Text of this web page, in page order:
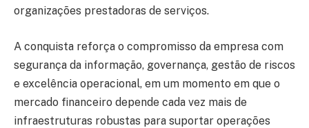
organizações prestadoras de serviços.
A conquista reforça o compromisso da empresa com
segurança da informação, governança, gestão de riscos
e excelência operacional, em um momento em que o
mercado financeiro depende cada vez mais de
infraestruturas robustas para suportar operações